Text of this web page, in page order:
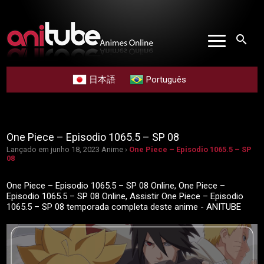
search
日本語 Português
One Piece – Episodio 1065.5 – SP 08
Lançado em junho 18, 2023 Anime › One Piece – Episodio 1065.5 – SP
08
One Piece – Episodio 1065.5 – SP 08 Online, One Piece –
Episodio 1065.5 – SP 08 Online, Assistir One Piece – Episodio
1065.5 – SP 08 temporada completa deste anime - ANITUBE